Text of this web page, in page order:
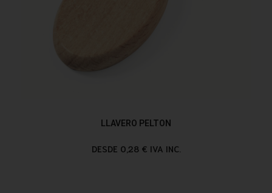
LLAVERO PELTON
DESDE 0,28 € IVA INC.